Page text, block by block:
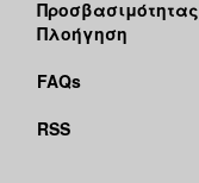
Προσβασιμότητας
Πλοήγηση
FAQs
RSS